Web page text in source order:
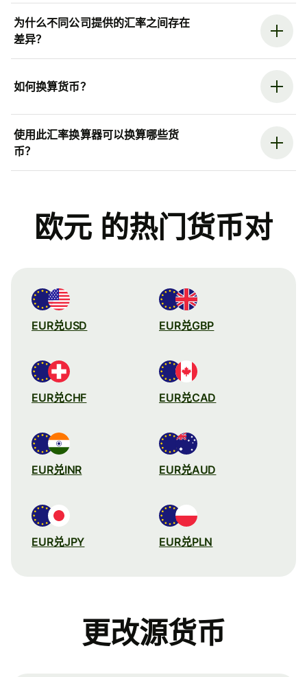
为什么不同公司提供的汇率之间存在
差异？
如何换算货币？
使用此汇率换算器可以换算哪些货
币？
欧元 的热门货币对
EUR兑USD EUR兑GBP
EUR兑CHF EUR兑CAD
EUR兑INR EUR兑AUD
EUR兑JPY EUR兑PLN
更改源货币